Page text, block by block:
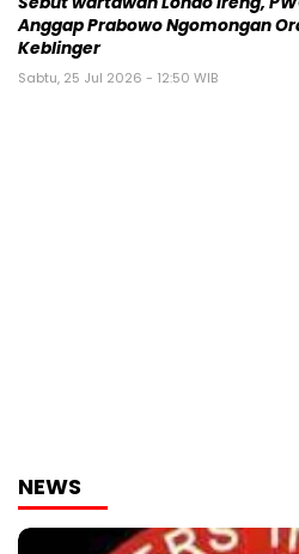
Anggap Prabowo Ngomongan
Keblinger
Sabtu, 25 Jul 2026 - 12:50 WIB
NEWS